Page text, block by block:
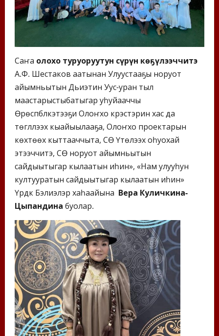
Саҥа олоҥхо туруоруутун сүрүн көҕүлээччитэ
А.Ф. Шестаков аатынан Улуустааҕы норуот
айымньытын Дьиэтин Уус-уран тыл
маастарыстыбатыгар уһуйааччы
Өрөспүүбүлүкэтээҕи Олоҥхо күрэстэрин хас да
төгүллээх кыайыылааҕа, Олоҥхо проектарын
көхтөөх кыттааччыта, СӨ Үтүөлээх оһуохай
этээччитэ, СӨ норуот айымньытын
сайдыытыгар кылаатын иһин», «Нам улууһун
култууратын сайдыытыгар кылаатын иһин»
Үрдүк Бэлиэлэр хаһаайына Вера Куличкина-
Цыпандина буолар.